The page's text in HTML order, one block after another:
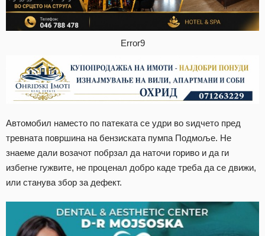
Error9
Автомобил наместо по патеката се удри во ѕидчето пред
тревната површина на бензиската пумпа Подмоље. Не
знаеме дали возачот побрзал да наточи гориво и да ги
избегне гужвите, не проценал добро каде треба да се движи,
или станува збор за дефект.